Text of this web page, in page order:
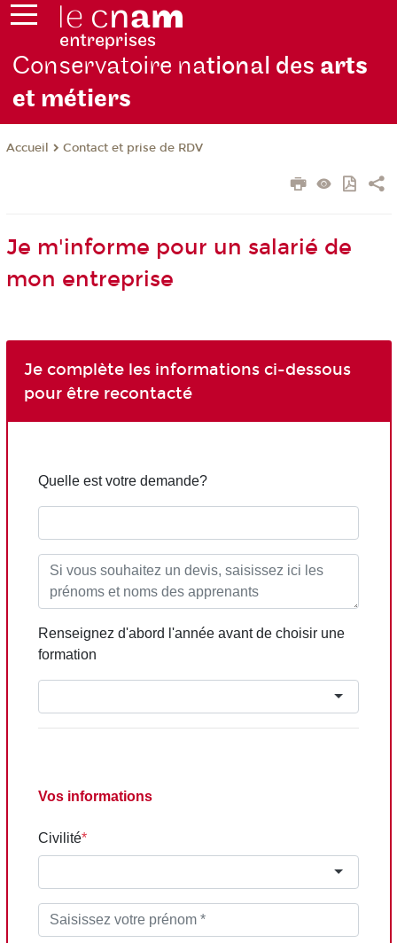
Conservatoire national des arts
et métiers
Accueil Contact et prise de RDV
Je m'informe pour un salarié de
mon entreprise
Je complète les informations ci-dessous
pour être recontacté